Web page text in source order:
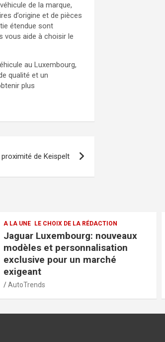
de la marque,
d’origine et de pièces
étendue sont
vous aide à choisir le
au Luxembourg,
qualité et un
plus
proximité de Keispelt
A LA UNE LE CHOIX DE LA RÉDACTION
Garage Foetz: horaires, services
et avis clients pour un choix
éclairé
AutoTrends